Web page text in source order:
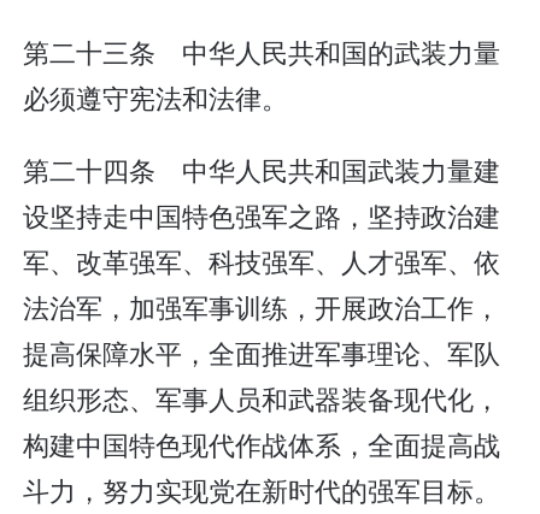
第二十三条 中华人民共和国的武装力量
必须遵守宪法和法律。
第二十四条 中华人民共和国武装力量建
设坚持走中国特色强军之路，坚持政治建
军、改革强军、科技强军、人才强军、依
法治军，加强军事训练，开展政治工作，
提高保障水平，全面推进军事理论、军队
组织形态、军事人员和武器装备现代化，
构建中国特色现代作战体系，全面提高战
斗力，努力实现党在新时代的强军目标。